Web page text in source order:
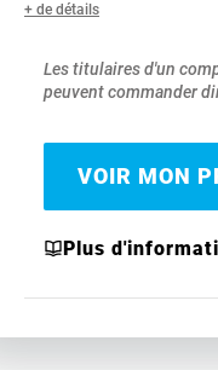
+ de détails
Les titulaires d'un
peuvent commander
VOIR MON
Plus